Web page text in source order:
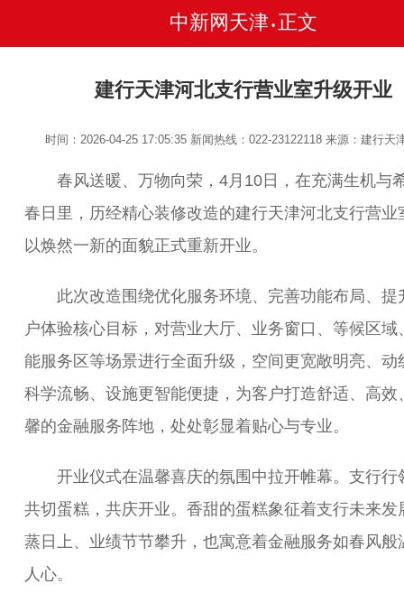
中新网天津 • 正文
建行天津河北支行营业室升级开业
时间：2026-04-25 17:05:35 新闻热线：022-23122118来源：建行天
春风送暖、万物向荣，4月10日，在充满生机与
春日里，历经精心装修改造的建行天津河北支行营业
以焕然一新的面貌正式重新开业。
此次改造围绕优化服务环境、完善功能布局、提
户体验核心目标，对营业大厅、业务窗口、等候区域
能服务区等场景进行全面升级，空间更宽敞明亮、动
科学流畅、设施更智能便捷，为客户打造舒适、高效
馨的金融服务阵地，处处彰显着贴心与专业。
开业仪式在温馨喜庆的氛围中拉开帷幕。支行行
共切蛋糕，共庆开业。香甜的蛋糕象征着支行未来发
蒸日上、业绩节节攀升，也寓意着金融服务如春风般
人心。